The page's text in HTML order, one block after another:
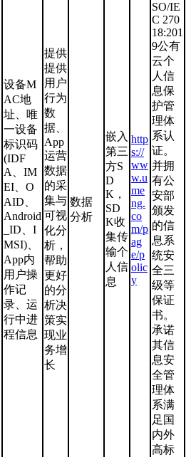
设备M
AC地
址、唯
一设备
标识码
(IDF
A、IM
EI、O
AID、
Android
_ID、I
MSI)、
App内
用户操
作记
录、运
行中进
程信息
提供
提供
用户
行为
数
据、
App
运营
数据
的采
集与
可视
化分
析，
帮助
更好
的分
析决
策实
现业
务增
长
数据
分析
嵌入
第三
方S
D
K，
SD
K收
集传
输个
人信
息
http
s://
ww
w.u
me
ng.
co
m/p
ag
e/p
olic
y
SO/IE
C 270
18:201
9公有
云个
人信
息保
护管
理体
系认
证。
并拥
有公
安部
颁发
的信
息系
统安
全三
级等
保证
书。
承诺
其信
息安
全管
理体
系满
足国
内外
高标